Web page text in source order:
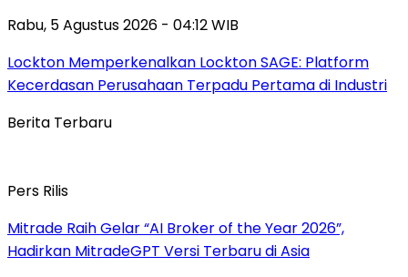
Rabu, 5 Agustus 2026 - 04:12 WIB
Lockton Memperkenalkan Lockton SAGE: Platform
Kecerdasan Perusahaan Terpadu Pertama di Industri
Berita Terbaru
Pers Rilis
Mitrade Raih Gelar “AI Broker of the Year 2026”,
Hadirkan MitradeGPT Versi Terbaru di Asia